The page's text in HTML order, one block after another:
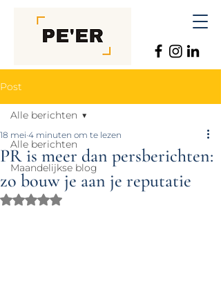
Post
Alle berichten
Maandelijkse blog
Alle berichten
PR is meer dan persberichten:
zo bouw je aan je reputatie
18 mei 4 minuten om te lezen
Beoordeeld met NaN uit 5 sterren.